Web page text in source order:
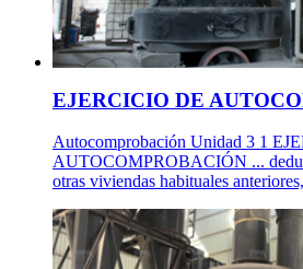
EJERCICIO DE
Autocomprobación Unidad 3 1
AUTOCOMPROBACIÓN ...
otras viviendas habituales